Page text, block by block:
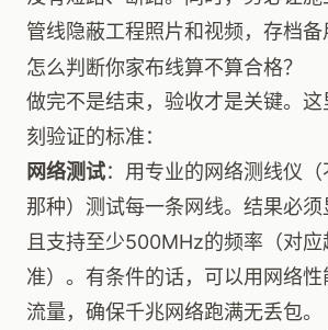
管线隐蔽工程照片和视频，存档备
怎么判断你家布线算不算合格？
做完不是结束，验收才是关键。
刻验证的标准：
网络测试：用专业的网络测线仪
那种）测试每一条网线。结果必须
且支持至少500MHz的频率（对
准）。有条件的话，可以用网络
流量，确保千兆网络跑满无丢包。